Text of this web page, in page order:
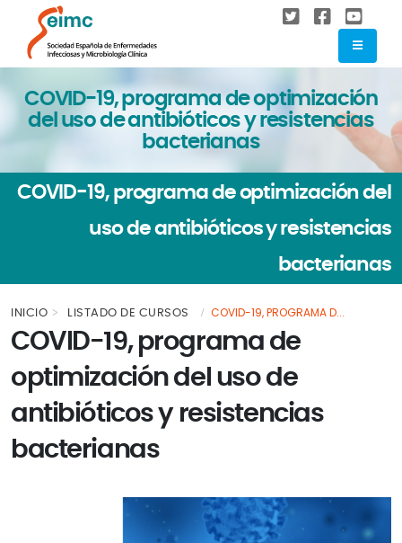
COVID-19, programa de optimización
del uso de antibióticos y resistencias
bacterianas
COVID-19, programa de optimización del
uso de antibióticos y resistencias
bacterianas
INICIO LISTADO DE CURSOS COVID-19, PROGRAMA D...
COVID-19, programa de
optimización del uso de
antibióticos y resistencias
bacterianas